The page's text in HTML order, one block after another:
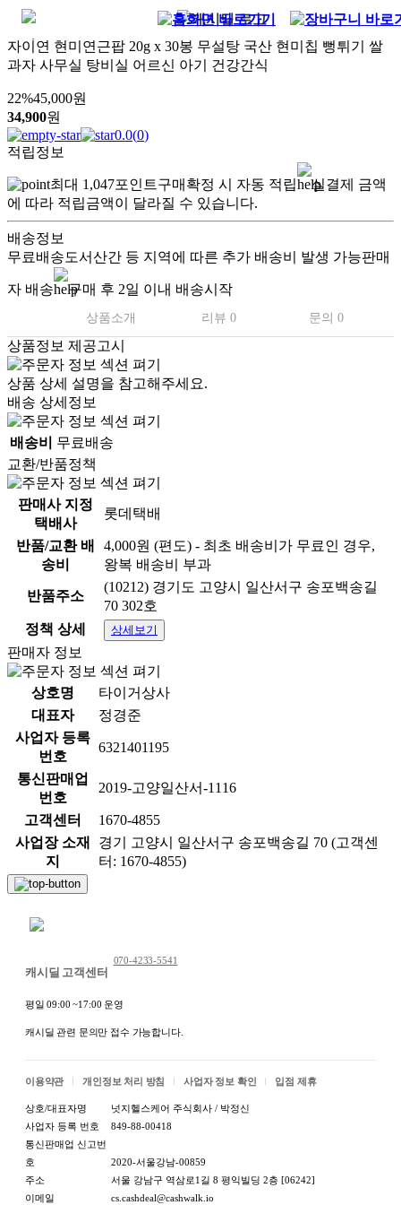
자이연 현미연근팝 20g x 30봉 무설탕 국산 현미칩 뻥튀기 쌀
과자 사무실 탕비실 어르신 아기 건강간식
22%45,000원
34,900원
0.0(0)
적립정보
최대 1,047포인트구매확정 시 자동 적립
실결제 금액
에 따라 적립금액이 달라질 수 있습니다.
배송정보
무료배송도서산간 등 지역에 따른 추가 배송비 발생 가능판매
자 배송 구매 후 2일 이내 배송시작
상품소개 리뷰 0 문의 0
상품정보 제공고시
상품 상세 설명을 참고해주세요.
배송 상세정보
배송비
무료배송
교환/반품정책
판매사 지정
택배사
롯데택배
반품/교환 배
송비
4,000원 (편도) - 최초 배송비가 무료인 경우,
왕복 배송비 부과
반품주소
(10212) 경기도 고양시 일산서구 송포백송길
70 302호
정책 상세
상세보기
판매자 정보
상호명
타이거상사
대표자
정경준
사업자 등록
번호
6321401195
통신판매업
번호
2019-고양일산서-1116
고객센터
1670-4855
사업장 소재
지
경기 고양시 일산서구 송포백송길 70 (고객센
터: 1670-4855)
캐시딜 고객센터
070-4233-5541
평일 09:00 ~17:00 운영
캐시딜 관련 문의만 접수 가능합니다.
이용약관 개인정보 처리 방침 사업자 정보 확인 입점 제휴
상호/대표자명
넛지헬스케어 주식회사 / 박정신
사업자 등록 번호
849-88-00418
통신판매업 신고번
호
2020-서울강남-00859
주소
서울 강남구 역삼로1길 8 평익빌딩 2층 [06242]
이메일
cs.cashdeal@cashwalk.io